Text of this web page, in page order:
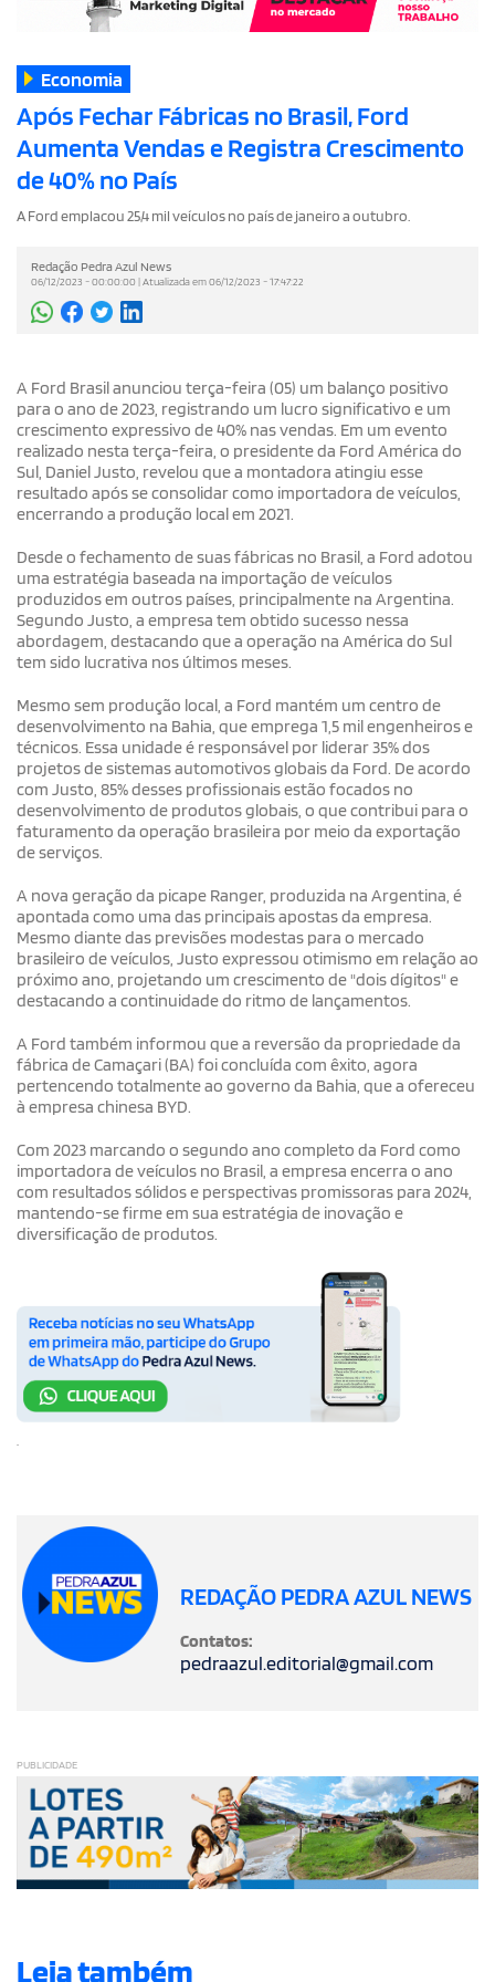
Economia
Após Fechar Fábricas no Brasil, Ford
Aumenta Vendas e Registra Crescimento
de 40% no País
A Ford emplacou 25,4 mil veículos no país de janeiro a outubro.
Redação Pedra Azul News
06/12/2023 - 00:00:00 | Atualizada em 06/12/2023 - 17:47:22
A Ford Brasil anunciou terça-feira (05) um balanço positivo
para o ano de 2023, registrando um lucro significativo e um
crescimento expressivo de 40% nas vendas. Em um evento
realizado nesta terça-feira, o presidente da Ford América do
Sul, Daniel Justo, revelou que a montadora atingiu esse
resultado após se consolidar como importadora de veículos,
encerrando a produção local em 2021.
Desde o fechamento de suas fábricas no Brasil, a Ford adotou
uma estratégia baseada na importação de veículos
produzidos em outros países, principalmente na Argentina.
Segundo Justo, a empresa tem obtido sucesso nessa
abordagem, destacando que a operação na América do Sul
tem sido lucrativa nos últimos meses.
Mesmo sem produção local, a Ford mantém um centro de
desenvolvimento na Bahia, que emprega 1,5 mil engenheiros e
técnicos. Essa unidade é responsável por liderar 35% dos
projetos de sistemas automotivos globais da Ford. De acordo
com Justo, 85% desses profissionais estão focados no
desenvolvimento de produtos globais, o que contribui para o
faturamento da operação brasileira por meio da exportação
de serviços.
A nova geração da picape Ranger, produzida na Argentina, é
apontada como uma das principais apostas da empresa.
Mesmo diante das previsões modestas para o mercado
brasileiro de veículos, Justo expressou otimismo em relação ao
próximo ano, projetando um crescimento de "dois dígitos" e
destacando a continuidade do ritmo de lançamentos.
A Ford também informou que a reversão da propriedade da
fábrica de Camaçari (BA) foi concluída com êxito, agora
pertencendo totalmente ao governo da Bahia, que a ofereceu
à empresa chinesa BYD.
Com 2023 marcando o segundo ano completo da Ford como
importadora de veículos no Brasil, a empresa encerra o ano
com resultados sólidos e perspectivas promissoras para 2024,
mantendo-se firme em sua estratégia de inovação e
diversificação de produtos.
.
REDAÇÃO PEDRA AZUL NEWS
Contatos:
pedraazul.editorial@gmail.com
PUBLICIDADE
Leia também